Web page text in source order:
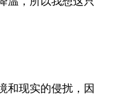
和现实的侵扰，因